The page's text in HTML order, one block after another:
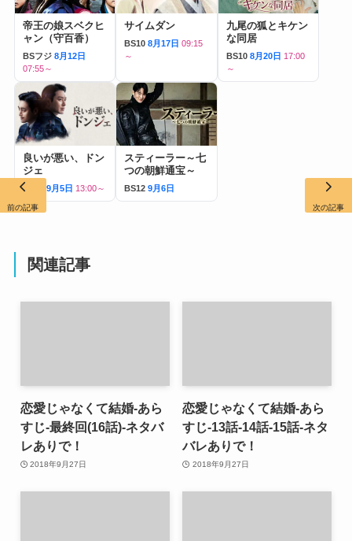
帝王の娘スベクヒ
ャン（守百香）
BSフジ 8月12日
07:55～
サイムダン
BS10 8月17日 09:15
～
九尾の狐とキケン
な同居
BS10 8月20日 17:00
～
良いが悪い、ドン
ジェ
BS12 9月5日 13:00～
スティーラー～七
つの朝鮮通宝～
BS12 9月6日
関連記事
恋愛じゃなくて結婚-あら
すじ-最終回(16話)-ネタバ
レありで！
2018年9月27日
恋愛じゃなくて結婚-あら
すじ-13話-14話-15話-ネタ
バレありで！
2018年9月27日
前の記事 次の記事